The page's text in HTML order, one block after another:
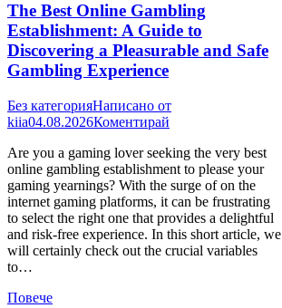
The Best Online Gambling
Establishment: A Guide to
Discovering a Pleasurable and Safe
Gambling Experience
Без категорияНаписано от
kiia04.08.2026Коментирай
Are you a gaming lover seeking the very best
online gambling establishment to please your
gaming yearnings? With the surge of on the
internet gaming platforms, it can be frustrating
to select the right one that provides a delightful
and risk-free experience. In this short article, we
will certainly check out the crucial variables
to…
Повече